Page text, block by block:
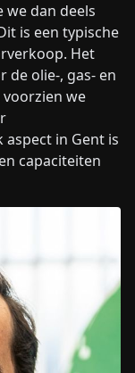
we dan deels
is een typische
Het
olie-, gas- en
we
in Gent is
capaciteiten